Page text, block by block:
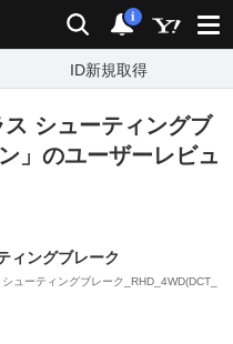
検索 通知
i
ID新規取得
シューティングブ
」のユーザーレビュ
ィングブレーク
ューティングブレーク_RHD_4WD(DCT_